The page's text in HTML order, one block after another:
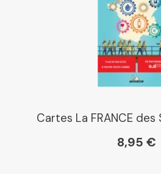
Cartes La FRANCE des
8,95 €